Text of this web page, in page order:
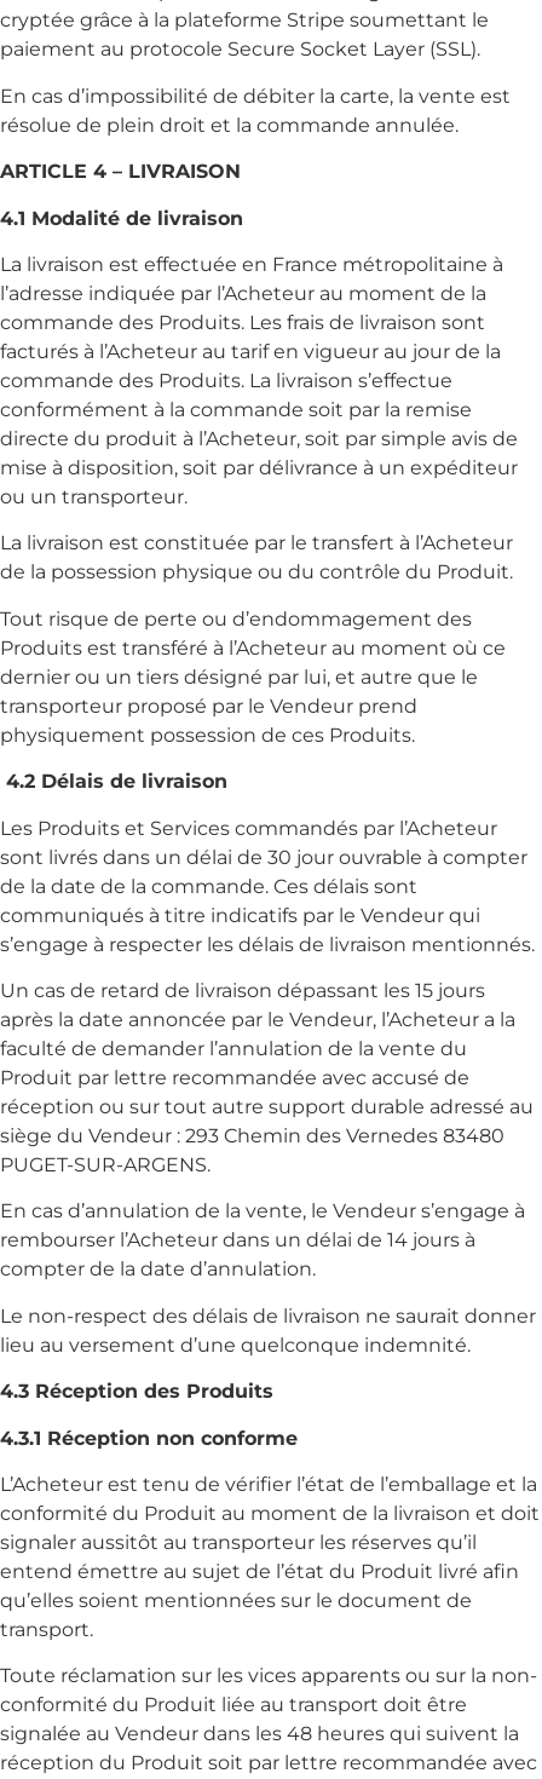
cryptée grâce à la plateforme Stripe soumettant le
paiement au protocole Secure Socket Layer (SSL).
En cas d’impossibilité de débiter la carte, la vente est
résolue de plein droit et la commande annulée.
ARTICLE 4 – LIVRAISON
4.1 Modalité de livraison
La livraison est effectuée en France métropolitaine à
l’adresse indiquée par l’Acheteur au moment de la
commande des Produits. Les frais de livraison sont
facturés à l’Acheteur au tarif en vigueur au jour de la
commande des Produits. La livraison s’effectue
conformément à la commande soit par la remise
directe du produit à l’Acheteur, soit par simple avis de
mise à disposition, soit par délivrance à un expéditeur
ou un transporteur.
La livraison est constituée par le transfert à l’Acheteur
de la possession physique ou du contrôle du Produit.
Tout risque de perte ou d’endommagement des
Produits est transféré à l’Acheteur au moment où ce
dernier ou un tiers désigné par lui, et autre que le
transporteur proposé par le Vendeur prend
physiquement possession de ces Produits.
4.2 Délais de livraison
Les Produits et Services commandés par l’Acheteur
sont livrés dans un délai de 30 jour ouvrable à compter
de la date de la commande. Ces délais sont
communiqués à titre indicatifs par le Vendeur qui
s’engage à respecter les délais de livraison mentionnés.
Un cas de retard de livraison dépassant les 15 jours
après la date annoncée par le Vendeur, l’Acheteur a la
faculté de demander l’annulation de la vente du
Produit par lettre recommandée avec accusé de
réception ou sur tout autre support durable adressé au
siège du Vendeur : 293 Chemin des Vernedes 83480
PUGET-SUR-ARGENS.
En cas d’annulation de la vente, le Vendeur s’engage à
rembourser l’Acheteur dans un délai de 14 jours à
compter de la date d’annulation.
Le non-respect des délais de livraison ne saurait donner
lieu au versement d’une quelconque indemnité.
4.3 Réception des Produits
4.3.1 Réception non conforme
L’Acheteur est tenu de vérifier l’état de l’emballage et la
conformité du Produit au moment de la livraison et doit
signaler aussitôt au transporteur les réserves qu’il
entend émettre au sujet de l’état du Produit livré afin
qu’elles soient mentionnées sur le document de
transport.
Toute réclamation sur les vices apparents ou sur la non-
conformité du Produit liée au transport doit être
signalée au Vendeur dans les 48 heures qui suivent la
réception du Produit soit par lettre recommandée avec